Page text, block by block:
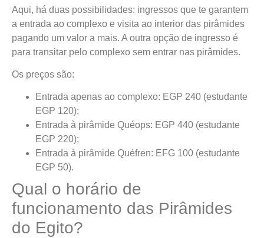
Aqui, há duas possibilidades: ingressos que te garantem
a entrada ao complexo e visita ao interior das pirâmides
pagando um valor a mais. A outra opção de ingresso é
para transitar pelo complexo sem entrar nas pirâmides.
Os preços são:
Entrada apenas ao complexo: EGP 240 (estudante
EGP 120);
Entrada à pirâmide Quéops: EGP 440 (estudante
EGP 220);
Entrada à pirâmide Quéfren: EFG 100 (estudante
EGP 50).
Qual o horário de
funcionamento das Pirâmides
do Egito?